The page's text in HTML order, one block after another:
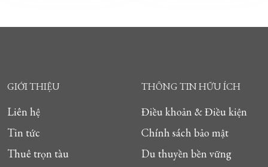
GIỚI THIỆU
Liên hệ
Tin tức
Thuê trọn tàu
THÔNG TIN HỮU ÍCH
Điều khoản & Điều kiện
Chính sách bảo mật
Du thuyền bền vững